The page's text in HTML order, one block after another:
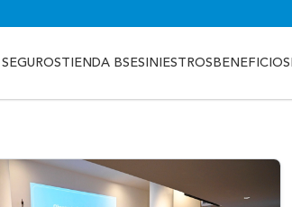
SEGUROSTIENDA BSESINIESTROS BENEFICIOS